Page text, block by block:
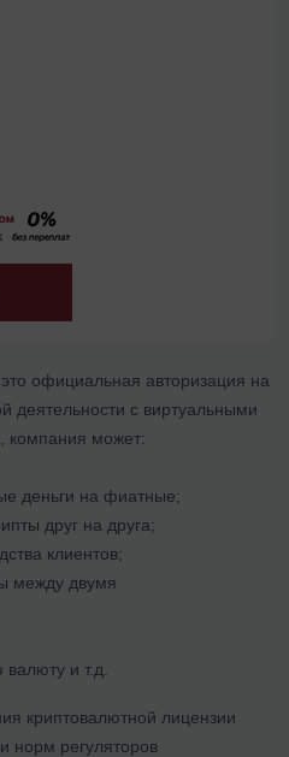
официальная авторизация на
деятельности с виртуальными
компания может:
деньги на фиатные;
друг на друга;
клиентов;
между двумя
и т.д.
криптовалютной лицензии
норм регуляторов